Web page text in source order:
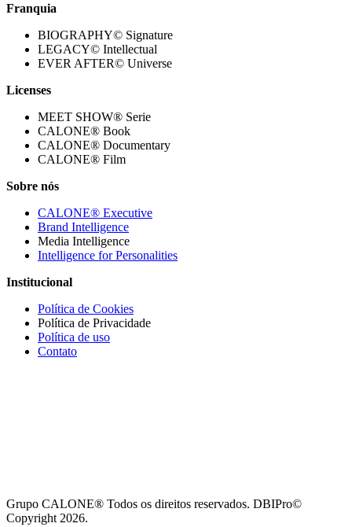
Franquia
BIOGRAPHY© Signature
LEGACY© Intellectual
EVER AFTER© Universe
Licenses
MEET SHOW® Serie
CALONE® Book
CALONE® Documentary
CALONE® Film
Sobre nós
CALONE® Executive
Brand Intelligence
Media Intelligence
Intelligence for Personalities
Institucional
Política de Cookies
Política de Privacidade
Política de uso
Contato
Grupo CALONE® Todos os direitos reservados. DBIPro©
Copyright 2026.